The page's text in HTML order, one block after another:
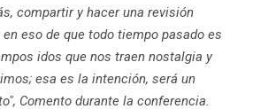
compartir y hacer una revisión
eso de que todo tiempo pasado es
idos que nos traen nostalgia y
esa es la intención, será un
Comento durante la conferencia.